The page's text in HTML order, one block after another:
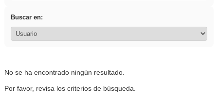
Buscar en:
No se ha encontrado ningún resultado.
Por favor, revisa los criterios de búsqueda.